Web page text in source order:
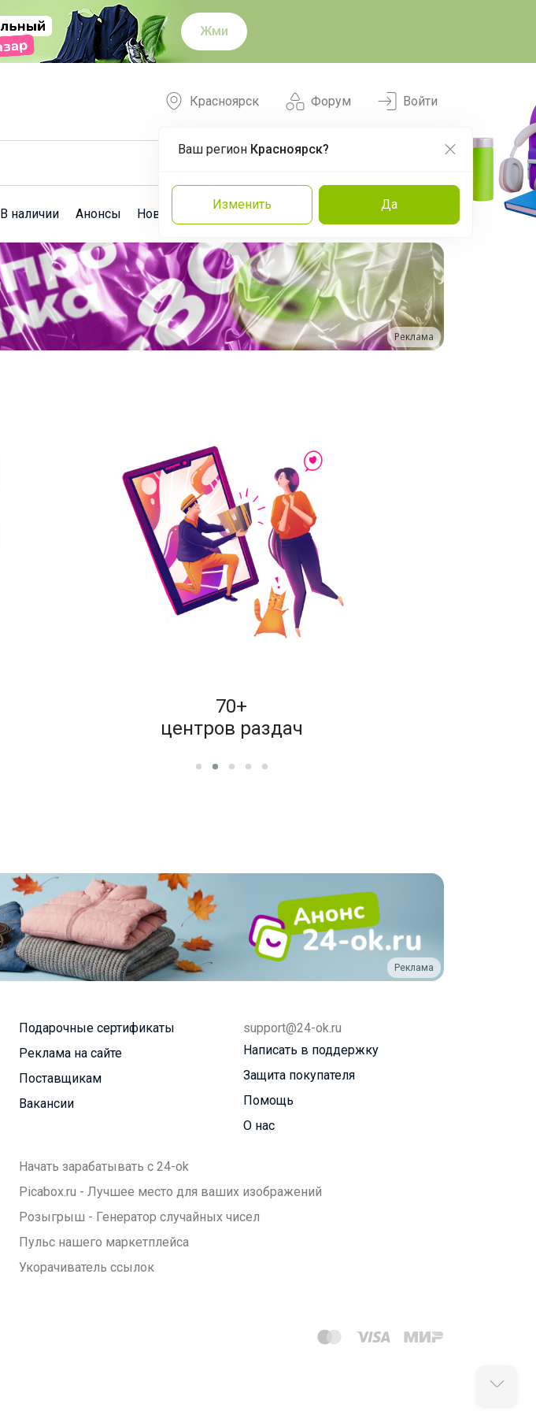
Жми
Форум
Красноярск
Ваш регион Красноярск?
Изменить Да
Войти
В наличии Анонсы Новости Команда Эксперты
Реклама
70+
центров раздач
Реклама
Подарочные сертификаты
Реклама на сайте
Поставщикам
Вакансии
support@24-ok.ru
Написать в поддержку
Защита покупателя
Помощь
О нас
Начать зарабатывать с 24-ok
Picabox.ru - Лучшее место для ваших изображений
Розыгрыш - Генератор случайных чисел
Пульс нашего маркетплейса
Укорачиватель ссылок